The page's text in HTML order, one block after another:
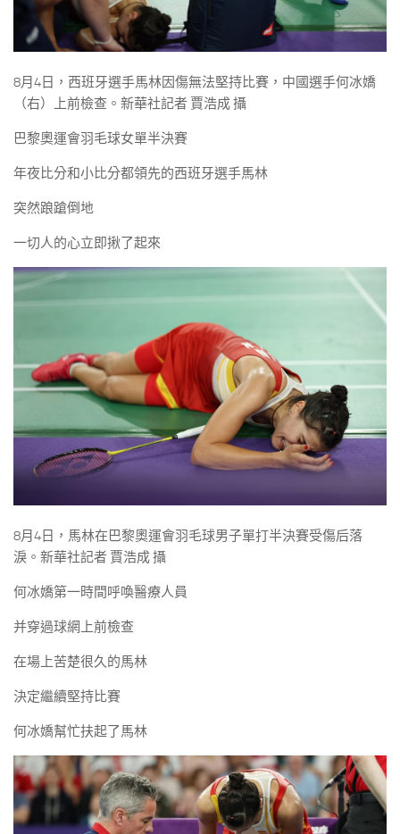
8月4日，西班牙選手馬林因傷無法堅持比賽，中國選手何冰嬌
（右）上前檢查。新華社記者 賈浩成 攝
巴黎奧運會羽毛球女單半決賽
年夜比分和小比分都領先的西班牙選手馬林
突然踉蹌倒地
一切人的心立即揪了起來
8月4日，馬林在巴黎奧運會羽毛球男子單打半決賽受傷后落
淚。新華社記者 賈浩成 攝
何冰嬌第一時間呼喚醫療人員
并穿過球網上前檢查
在場上苦楚很久的馬林
決定繼續堅持比賽
何冰嬌幫忙扶起了馬林